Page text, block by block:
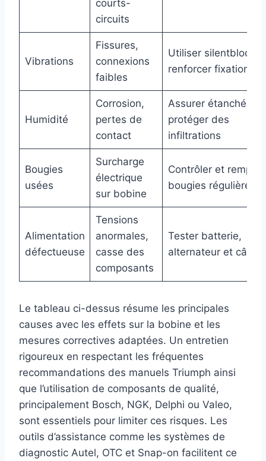
courts-
circuits
Vibrations
Fissures,
connexions
faibles
Utiliser silentblocs,
renforcer fixation
Humidité
Corrosion,
pertes de
contact
Assurer étanchéité,
protéger des
infiltrations
Bougies
usées
Surcharge
électrique
sur bobine
Contrôler et
bougies
Alimentation
défectueuse
Tensions
anormales,
casse des
composants
Tester batterie,
alternateur et
Le tableau ci-dessus résume les principales
causes avec les effets sur la bobine et les
mesures correctives adaptées. Un entretien
rigoureux en respectant les fréquentes
recommandations des manuels Triumph ainsi
que l’utilisation de composants de qualité,
principalement Bosch, NGK, Delphi ou Valeo,
sont essentiels pour limiter ces risques. Les
outils d’assistance comme les systèmes de
diagnostic Autel, OTC et Snap-on facilitent ce